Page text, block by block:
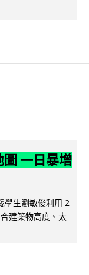
一日暴增
學生劉敏俊利用 2
建築物高度、太